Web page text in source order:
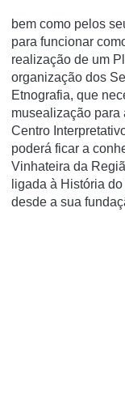
bem como pelos
para funcionar
realização de um
organização dos
Etnografia, que
musealização para
Centro
poderá ficar a
Vinhateira da
ligada à História
desde a sua